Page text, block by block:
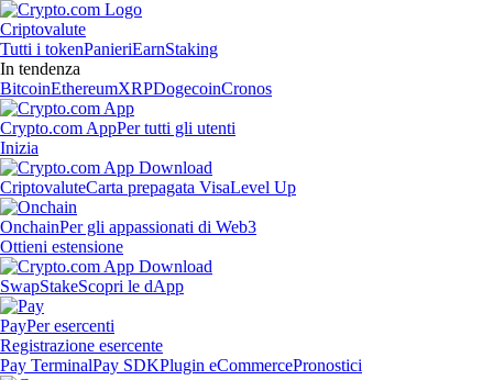
Criptovalute
Tutti i tokenPanieriEarnStaking
In tendenza
BitcoinEthereumXRPDogecoinCronos
Crypto.com AppPer tutti gli utenti
Inizia
CriptovaluteCarta prepagata VisaLevel Up
OnchainPer gli appassionati di Web3
Ottieni estensione
SwapStakeScopri le dApp
PayPer esercenti
Registrazione esercente
Pay TerminalPay SDKPlugin eCommercePronostici